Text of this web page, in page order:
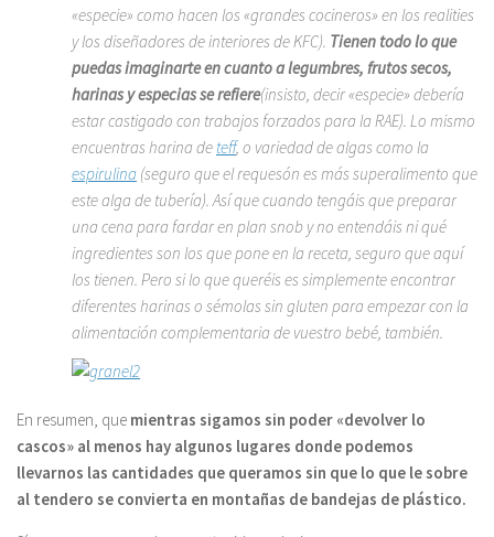
«especie» como hacen los «grandes cocineros» en los realities
y los diseñadores de interiores de KFC). Tienen todo lo que
puedas imaginarte en cuanto a legumbres, frutos secos,
harinas y especias se refiere(insisto, decir «especie» debería
estar castigado con trabajos forzados para la RAE). Lo mismo
encuentras harina de teff, o variedad de algas como la
espirulina (seguro que el requesón es más superalimento que
este alga de tubería). Así que cuando tengáis que preparar
una cena para fardar en plan snob y no entendáis ni qué
ingredientes son los que pone en la receta, seguro que aquí
los tienen. Pero si lo que queréis es simplemente encontrar
diferentes harinas o sémolas sin gluten para empezar con la
alimentación complementaria de vuestro bebé, también.
En resumen, que mientras sigamos sin poder «devolver lo
cascos» al menos hay algunos lugares donde podemos
llevarnos las cantidades que queramos sin que lo que le sobre
al tendero se convierta en montañas de bandejas de plástico.